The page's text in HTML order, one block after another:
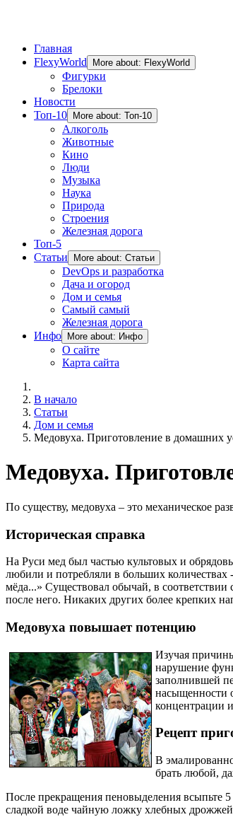
Главная
FlexyWorld
More about: FlexyWorld
Фигурки
Брелоки
Новости
Топ-10
More about: Топ-10
Алкоголь
Животные
Кино
Люди
Музыка
Наука
Природа
Строения
Железная дорога
Топ-5
Статьи
More about: Статьи
DevOps и разработка
Дача и огород
Дом и семья
Самый самый
Железная дорога
Инфо
More about: Инфо
О сайте
Карта сайта
В начало
Статьи
Дом и семья
Медовуха. Приготовление в домашних
Медовуха.
По существу, медовуха – это механическое
Историческая справка
На Руси мед был частью культовых и
любили и потребляли в больших количествах
мёда...» Существовал обычай, в
после него. Никаких других более крепких
Медовуха повышает потенцию
Изучая
нарушение
заполнившей
насыщенности
концентрации
Рецепт
В
брать любой,
После прекращения пеновыделения всыпьте
сладкой воде чайную ложку хлебных